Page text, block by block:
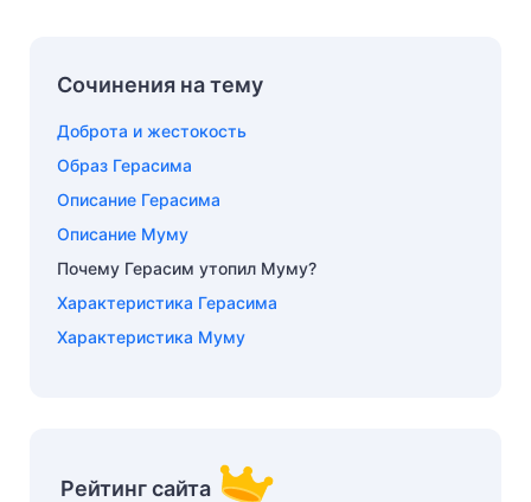
Сочинения на тему
Доброта и жестокость
Образ Герасима
Описание Герасима
Описание Муму
Почему Герасим утопил Муму?
Характеристика Герасима
Характеристика Муму
Рейтинг сайта